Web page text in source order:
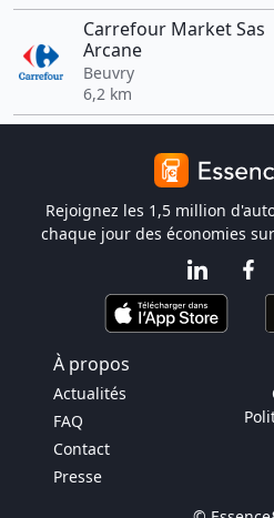
Carrefour Market Sas
Arcane
Beuvry
6,2 km
Rejoignez les 1,5 million
chaque jour des économies
À propos
Actualités
FAQ
Contact
Presse